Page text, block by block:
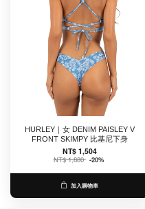
HURLEY｜女 DENIM PAISLEY V
FRONT SKIMPY 比基尼下身
NT$ 1,504
NT$ 1,880 -20%
加入購物車